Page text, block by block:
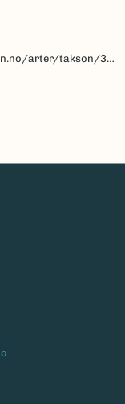
takson/30567/beskrivelse